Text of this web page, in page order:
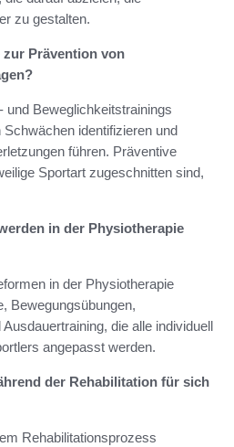
zu gestalten.
Prävention von
und Beweglichkeitstrainings
identifizieren und
führen. Präventive
Sportart zugeschnitten sind,
in der Physiotherapie
in der Physiotherapie
Bewegungsübungen,
die alle individuell
angepasst werden.
der Rehabilitation für sich
Rehabilitationsprozess